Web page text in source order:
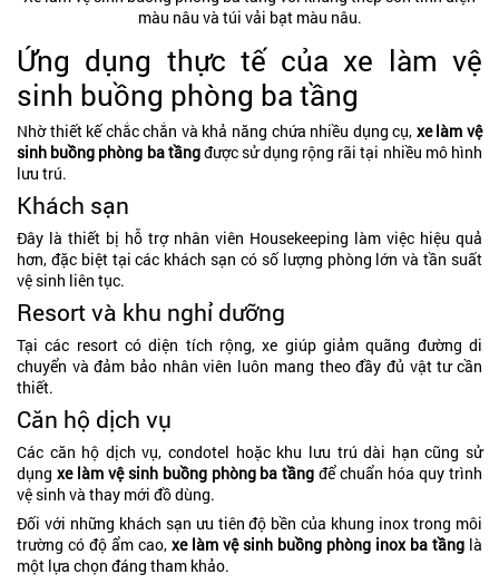
màu nâu và túi vải bạt màu nâu.
Ứng dụng thực tế của xe làm vệ
sinh buồng phòng ba tầng
Nhờ thiết kế chắc chắn và khả năng chứa nhiều dụng cụ, xe làm vệ
sinh buồng phòng ba tầngđược sử dụng rộng rãi tại nhiều mô hình
lưu trú.
Khách sạn
Đây là thiết bị hỗ trợ nhân viên Housekeeping làm việc hiệu quả
hơn, đặc biệt tại các khách sạn có số lượng phòng lớn và tần suất
vệ sinh liên tục.
Resort và khu nghỉ dưỡng
Tại các resort có diện tích rộng, xe giúp giảm quãng đường di
chuyển và đảm bảo nhân viên luôn mang theo đầy đủ vật tư cần
thiết.
Căn hộ dịch vụ
Các căn hộ dịch vụ, condotel hoặc khu lưu trú dài hạn cũng sử
dụng xe làm vệ sinh buồng phòng ba tầng để chuẩn hóa quy trình
vệ sinh và thay mới đồ dùng.
Đối với những khách sạn ưu tiên độ bền của khung inox trong môi
trường có độ ẩm cao, xe làm vệ sinh buồng phòng inox ba tầng là
một lựa chọn đáng tham khảo.